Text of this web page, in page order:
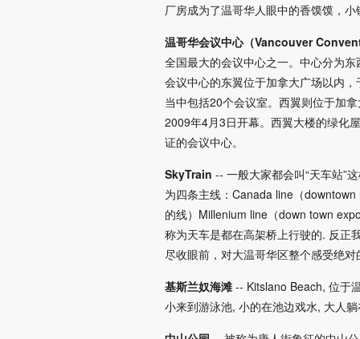
厂房成为了温哥华人眼中的香馍馍，
温哥华会议中心（Vancouver
全国最大的会议中心之一。中心分为
会议中心的东翼位于加拿大广场以内
当中包括20个会议室。西翼则位于加
2009年4月3日开幕。西翼大楼的绿化
证的会议中心。
SkyTrain -- 一般大家都会叫“天车站”
为四条主线：Canada line（
的线）Millenium line（down town
称为天车是都在高架桥上行驶的. 反正
尽收眼前，对大温哥华区整个感受绝
基斯兰奴海滩 -- Kitslano Beach, 位于
小来到游泳池, 小的在池边戏水, 大人